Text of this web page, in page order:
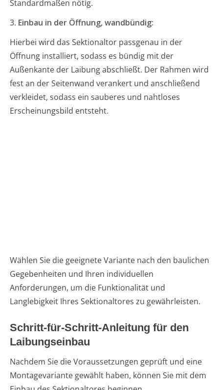
Standardmaßen nötig.
3. Einbau in der Öffnung, wandbündig:
Hierbei wird das Sektionaltor passgenau in der
Öffnung installiert, sodass es bündig mit der
Außenkante der Laibung abschließt. Der Rahmen wird
fest an der Seitenwand verankert und anschließend
verkleidet, sodass ein sauberes und nahtloses
Erscheinungsbild entsteht.
Wählen Sie die geeignete Variante nach den baulichen
Gegebenheiten und Ihren individuellen
Anforderungen, um die Funktionalität und
Langlebigkeit Ihres Sektionaltores zu gewährleisten.
Schritt-für-Schritt-Anleitung für den
Laibungseinbau
Nachdem Sie die Voraussetzungen geprüft und eine
Montagevariante gewählt haben, können Sie mit dem